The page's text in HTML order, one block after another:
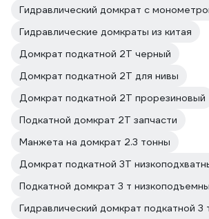
Гидравлический домкрат с
Гидравлические домкраты из китая
Домкрат подкатной 2Т черный
Домкрат подкатной 2Т для нивы
Домкрат подкатной 2Т прорезиновый
Подкатной домкрат 2Т запчасти
Манжета на домкрат 2.3 тонны
Домкрат подкатной 3Т
Подкатной домкрат 3 т
Гидравлический домкрат подкатной 3